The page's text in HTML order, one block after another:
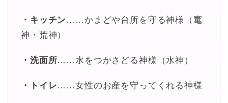
・キッチン……かまどや台所を守る神様（竃
神・荒神）
・洗面所……水をつかさどる神様（水神）
・トイレ……女性のお産を守ってくれる神様